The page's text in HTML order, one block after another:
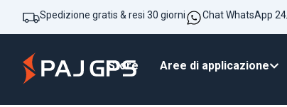
Spedizione gratis & resi 30 giorni Chat WhatsApp
Store Aree di applicazione